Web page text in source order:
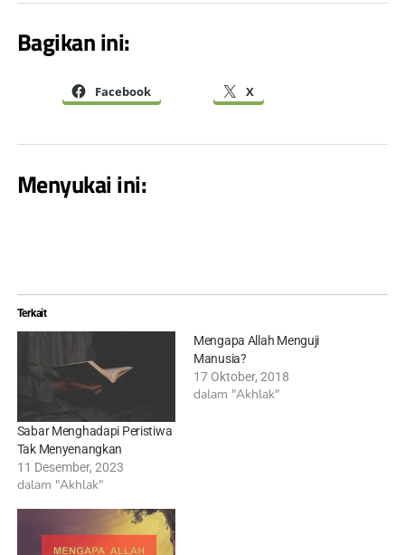
Bagikan ini:
Facebook X
Menyukai ini:
Terkait
Sabar Menghadapi Peristiwa
Tak Menyenangkan
11 Desember, 2023
dalam "Akhlak"
Mengapa Allah Menguji
Manusia?
17 Oktober, 2018
dalam "Akhlak"